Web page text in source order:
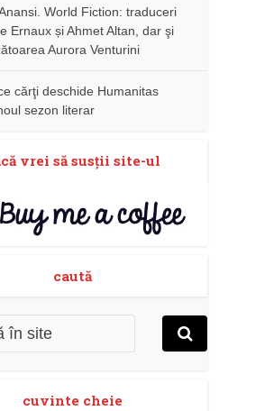
World Fiction: traduceri
Ernaux și Ahmet Altan, dar şi
Aurora Venturini
cărţi deschide Humanitas
sezon literar
vrei să susţii site-ul
caută
cuvinte cheie